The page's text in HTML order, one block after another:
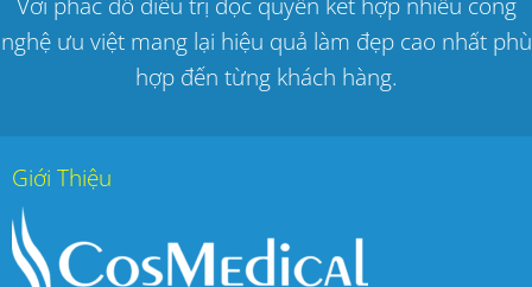
nghệ ưu việt mang lại hiệu quả làm đẹp cao nhất phù
hợp đến từng khách hàng.
Giới Thiệu